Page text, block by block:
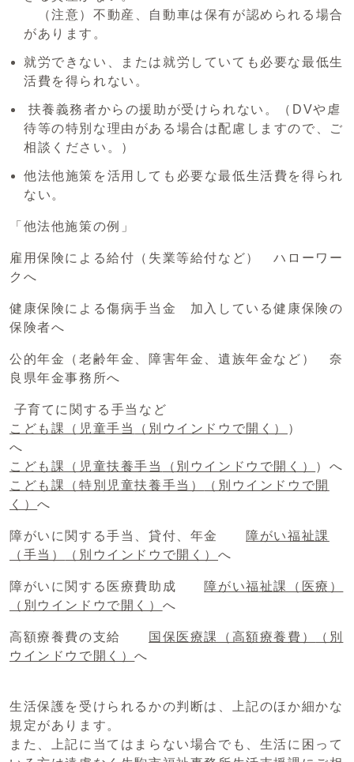
（注意）不動産、自動車は保有が認められる場合
があります。
就労できない、または就労していても必要な最低生
活費を得られない。
扶養義務者からの援助が受けられない。（DVや虐
待等の特別な理由がある場合は配慮しますので、ご
相談ください。）
他法他施策を活用しても必要な最低生活費を得られ
ない。
「他法他施策の例」
雇用保険による給付（失業等給付など） ハローワー
クへ
健康保険による傷病手当金 加入している健康保険の
保険者へ
公的年金（老齢年金、障害年金、遺族年金など） 奈
良県年金事務所へ
子育てに関する手当など
こども課（児童手当
（別ウインドウで開く）
）
へ
こども課（児童扶養手当
（別ウインドウで開く）
）へ
こども課（特別児童扶養手当）
（別ウインドウで開
く）へ
障がいに関する手当、貸付、年金
障がい福祉課
（手当）
（別ウインドウで開く）へ
障がいに関する医療費助成 障がい福祉課（医療）
（別ウインドウで開く） へ
高額療養費の支給 国保医療課（高額療養費）
（別
ウインドウで開く）へ
生活保護を受けられるかの判断は、上記のほか細かな
規定があります。
また、上記に当てはまらない場合でも、生活に困って